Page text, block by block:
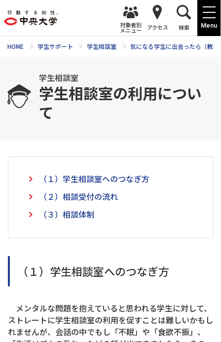
Menu
対象者別
メニュー アクセス 検索
HOME 学生サポート 学生相談室 気になる学生に出会ったら（教職
学生相談室
学生相談室の利用につい
て
（１）学生相談室へのつなぎ方
（２）相談受付の流れ
（３）相談体制
（１）学生相談室へのつなぎ方
メンタルな問題を抱えていると思われる学生に対して、
ストレートに学生相談室の利用を促すことは難しいかもし
れませんが、会話の中でもし「不眠」や「食欲不振」、